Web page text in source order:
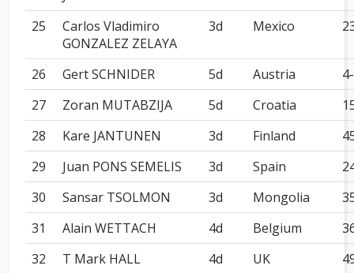
25
Carlos Vladimiro
GONZALEZ ZELAYA
3d Mexico
26 Gert SCHNIDER 5d Austria
4-
27
Zoran MUTABZIJA 5d Croatia
28
Kare JANTUNEN 3d Finland
29
Juan PONS SEMELIS 3d Spain
30
Sansar TSOLMON 3d Mongolia
31
Alain WETTACH 4d Belgium
32
T Mark HALL 4d UK